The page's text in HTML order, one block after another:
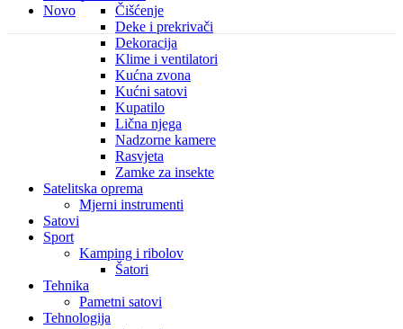
Čišćenje
Deke i prekrivači
Dekoracija
Klime i ventilatori
Kućna zvona
Kućni satovi
Kupatilo
Lična njega
Nadzorne kamere
Rasvjeta
Zamke za insekte
Satelitska oprema
Mjerni instrumenti
Satovi
Sport
Kamping i ribolov
Šatori
Tehnika
Pametni satovi
Tehnologija
Novo